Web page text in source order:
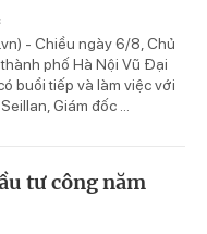
- Chiều ngày 6/8, Chủ
phố Hà Nội Vũ Đại
buổi tiếp và làm việc với
Giám đốc ...
tư công năm